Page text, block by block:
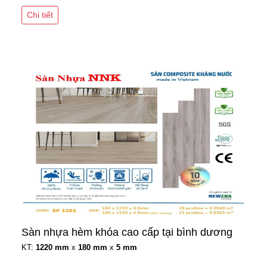
Chi tiết
Sàn nhựa hèm khóa cao cấp tại bình dương
KT: 1220 mm x 180 mm x 5 mm